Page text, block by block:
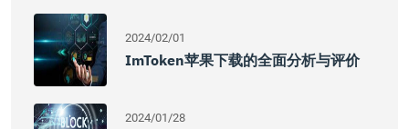
2024/02/01
ImToken苹果下载的全面分析与评价
2024/01/28